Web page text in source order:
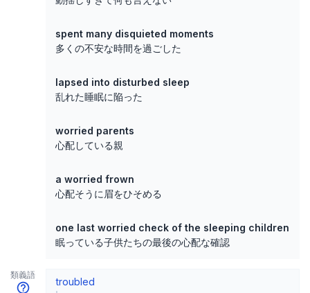
spent many disquieted moments
多くの不安な時間を過ごした
lapsed into disturbed sleep
乱れた睡眠に陥った
worried parents
心配している親
a worried frown
心配そうに眉をひそめる
one last worried check of the sleeping children
眠っている子供たちの最後の心配な確認
類義語
troubled